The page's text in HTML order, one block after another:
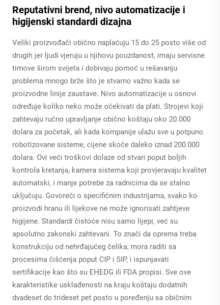
Reputativni brend, nivo automatizacije i
higijenski standardi dizajna
Veliki proizvođači obično naplaćuju 15 do 25 posto više od
drugih jer ljudi vjeruju u njihovu pouzdanost, imaju servisne
timove širom svijeta i dobivaju pomoć u rešavanju
problema mnogo brže što je stvarno važno kada se
proizvodne linije zaustave. Nivo automatizacije u osnovi
određuje koliko neko može očekivati da plati. Strojevi koji
zahtevaju ručno upravljanje obično koštaju oko 20.000
dolara za početak, ali kada kompanije ulažu sve u potpuno
robotizovane sisteme, cijene skoče daleko iznad 200.000
dolara. Ovi veći troškovi dolaze od stvari poput boljih
kontrola kretanja, kamera sistema koji provjeravaju kvalitet
automatski, i manje potrebe za radnicima da se stalno
uključuju. Govoreći o specifičnim industrijama, svako ko
proizvodi hranu ili lijekove ne može ignorisati zahtjeve
higijene. Standardi čistoće nisu samo lijepi, već su
apsolutno zakonski zahtevani. To znači da oprema treba
konstrukciju od nehrđajućeg čelika, mora raditi sa
procesima čišćenja poput CIP i SIP, i ispunjavati
sertifikacije kao što su EHEDG ili FDA propisi. Sve ove
karakteristike usklađenosti na kraju koštaju dodatnih
dvadeset do trideset pet posto u poređenju sa običnim